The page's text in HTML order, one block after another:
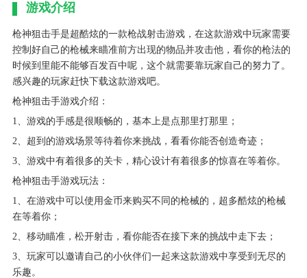
游戏介绍
枪神狙击手是超酷炫的一款枪战射击游戏，在这款游戏中玩家需要
控制好自己的枪械来瞄准前方出现的物品并攻击他，看你的枪法的
时候到里能不能够百发百中呢，这个就需要靠玩家自己的努力了。
感兴趣的玩家赶快下载这款游戏吧。
枪神狙击手游戏介绍：
1、游戏的手感是很顺畅的，基本上是点那里打那里；
2、超到的游戏场景等待着你来挑战，看看你能否创造奇迹；
3、游戏中有着很多的关卡，精心设计有着很多的惊喜在等着你。
枪神狙击手游戏玩法：
1、在游戏中可以使用金币来购买不同的枪械的，超多酷炫的枪械
在等着你；
2、移动瞄准，松开射击，看你能否在接下来的挑战中走下去；
3、玩家可以邀请自己的小伙伴们一起来这款游戏中享受到无尽的
乐趣。